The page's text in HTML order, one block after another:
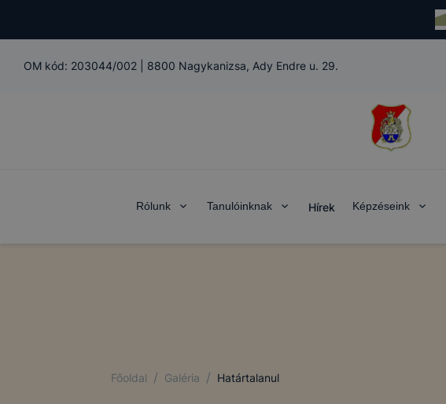
OM kód: 203044/002 8800 Nagykanizsa, Ady Endre u. 29.
Rólunk Tanulóinknak Hírek Képzéseink
Főoldal / Galéria / Határtalanul